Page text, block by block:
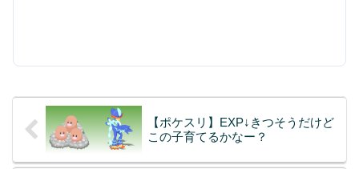
【ポケスリ】EXP↓きつそうだけど
この子育てるかなー？